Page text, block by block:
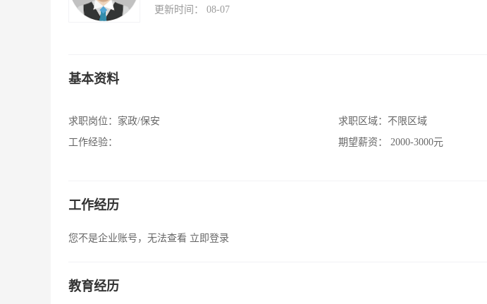
更新时间： 08-07
基本资料
求职岗位： 家政/保安
工作经验：
求职区域： 不限区域
期望薪资：
2000-3000元
工作经历
您不是企业账号，无法查看 立即登录
教育经历